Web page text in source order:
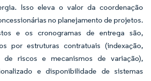
Isso eleva o valor da coordenação
no planejamento de projetos.
e os cronogramas de entrega são,
por estruturas contratuais (indexação,
de riscos e mecanismos de variação),
e disponibilidade de sistemas